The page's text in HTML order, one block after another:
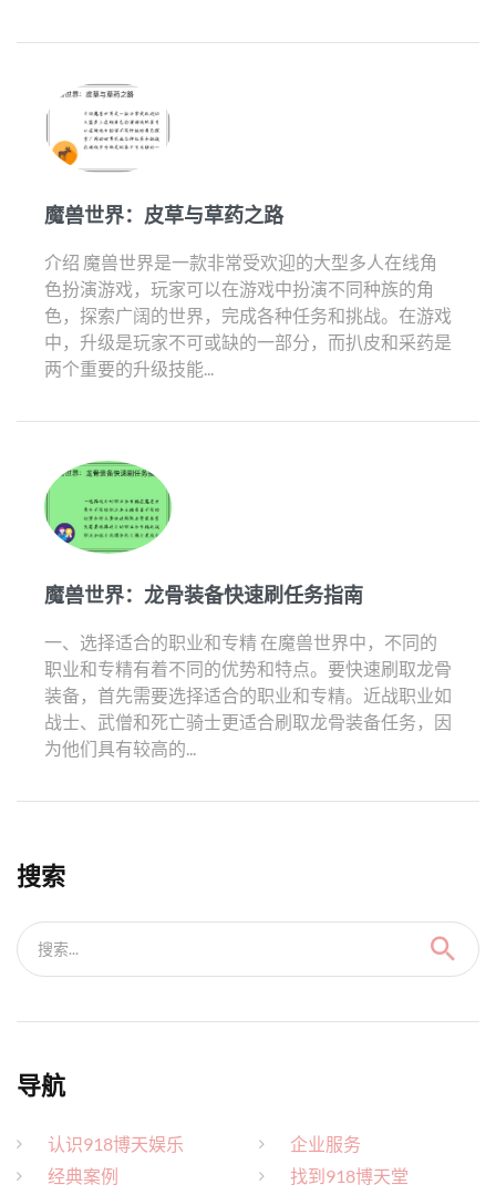
魔兽世界：皮草与草药之路
介绍 魔兽世界是一款非常受欢迎的大型多人在线角
色扮演游戏，玩家可以在游戏中扮演不同种族的角
色，探索广阔的世界，完成各种任务和挑战。在游戏
中，升级是玩家不可或缺的一部分，而扒皮和采药是
两个重要的升级技能...
魔兽世界：龙骨装备快速刷任务指南
一、选择适合的职业和专精 在魔兽世界中，不同的
职业和专精有着不同的优势和特点。要快速刷取龙骨
装备，首先需要选择适合的职业和专精。近战职业如
战士、武僧和死亡骑士更适合刷取龙骨装备任务，因
为他们具有较高的...
搜索
搜索...
导航
认识918博天娱乐
经典案例
企业服务
找到918博天堂